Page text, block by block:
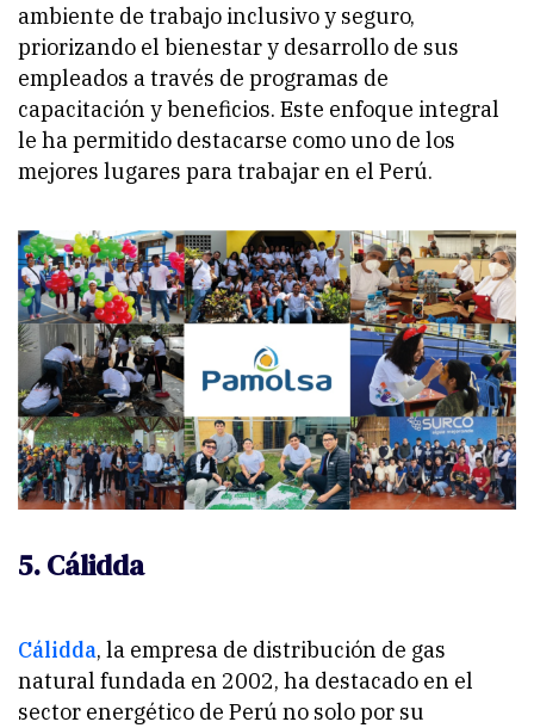
ambiente de trabajo inclusivo y seguro,
priorizando el bienestar y desarrollo de sus
empleados a través de programas de
capacitación y beneficios. Este enfoque integral
le ha permitido destacarse como uno de los
mejores lugares para trabajar en el Perú.
5. Cálidda
Cálidda, la empresa de distribución de gas
natural fundada en 2002, ha destacado en el
sector energético de Perú no solo por su